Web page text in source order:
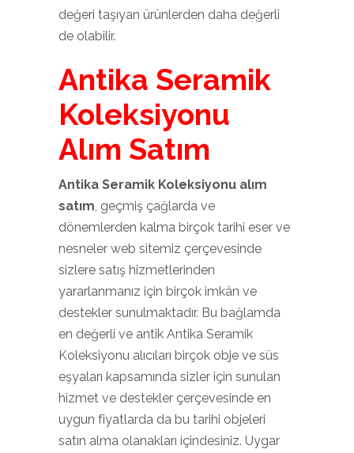
değeri taşıyan ürünlerden daha değerli
de olabilir.
Antika Seramik
Koleksiyonu
Alım Satım
Antika Seramik Koleksiyonu alım
satım, geçmiş çağlarda ve
dönemlerden kalma birçok tarihi eser ve
nesneler web sitemiz çerçevesinde
sizlere satış hizmetlerinden
yararlanmanız için birçok imkân ve
destekler sunulmaktadır. Bu bağlamda
en değerli ve antik Antika Seramik
Koleksiyonu alıcıları birçok obje ve süs
eşyaları kapsamında sizler için sunulan
hizmet ve destekler çerçevesinde en
uygun fiyatlarda da bu tarihi objeleri
satın alma olanakları içindesiniz. Uygar